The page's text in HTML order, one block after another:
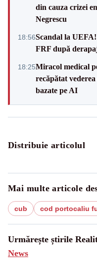
din cauza crizei
Negrescu
18:56Scandal la
FRF după
18:25Miracol medical
recăpătat
bazate pe AI
Distribuie articolul
Mai multe articole
cub cod portocaliu
Urmărește știrile
News